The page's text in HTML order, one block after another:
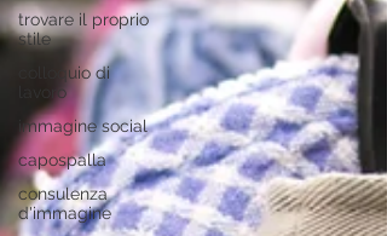
trovare il proprio
stile
colloquio di
lavoro
immagine social
capospalla
consulenza
d'immagine